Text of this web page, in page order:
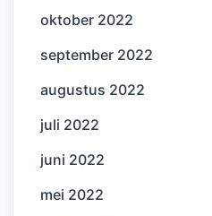
oktober 2022
september 2022
augustus 2022
juli 2022
juni 2022
mei 2022